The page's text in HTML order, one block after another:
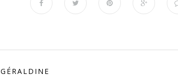
GÉRALDINE